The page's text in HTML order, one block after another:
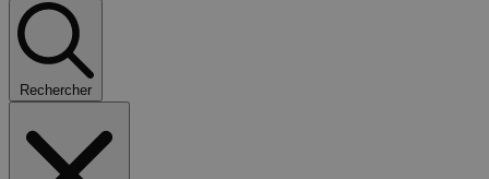
Rechercher